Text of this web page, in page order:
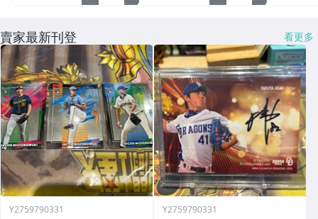
賣家最新刊登 看更多
Y2759790331 Y2759790331